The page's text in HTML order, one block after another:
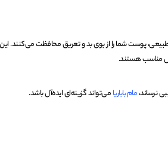
پوست شما را از بوی بد و تعریق محافظت می‌کنند. این
مناسب هستند.
نرساند،مام باباریامی‌تواند گزینه‌ای ایده‌آل باشد.